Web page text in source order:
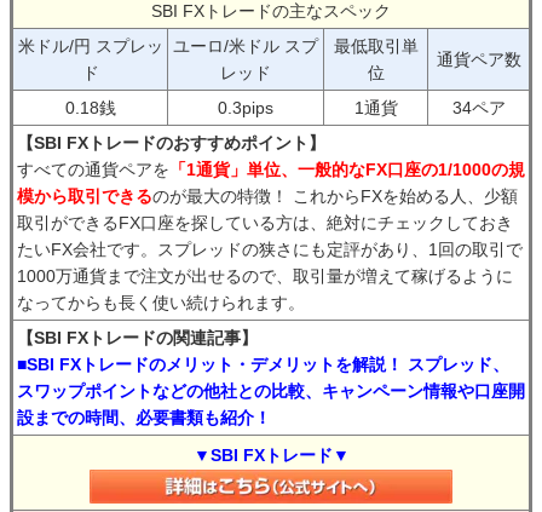
SBI FXトレードの主なスペック
米ドル/円 スプレッ
ド
ユーロ/米ドル スプ
レッド
最低取引単
位
通貨ペア数
0.18銭 0.3pips 1通貨
34ペア
【SBI FXトレードのおすすめポイント】
すべての通貨ペアを 「1通貨」単位、一般的なFX口座の1/1000の規
模から取引できるのが最大の特徴！ これからFXを始める人、少額
取引ができるFX口座を探している方は、絶対にチェックしておき
たいFX会社です。スプレッドの狭さにも定評があり、1回の取引で
1000万通貨まで注文が出せるので、取引量が増えて稼げるように
なってからも長く使い続けられます。
【SBI FXトレードの関連記事】
■SBI FXトレードのメリット・デメリットを解説！ スプレッド、
スワップポイントなどの他社との比較、キャンペーン情報や口座開
設までの時間、必要書類も紹介！
▼SBI FXトレード▼